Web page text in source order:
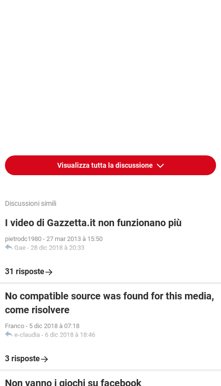
Visualizza tutta la discussione
Discussioni simili
I video di Gazzetta.it non funzionano più
pietrodc1980 - 27 mar 2013 à 15:50
Gae - 28 dic 2018 à 20:33
31 risposte
No compatible source was found for this media,
come risolvere
Franco - 5 dic 2018 à 07:18
e-claudia - 6 dic 2018 à 18:46
3 risposte
Non vanno i giochi su facebook